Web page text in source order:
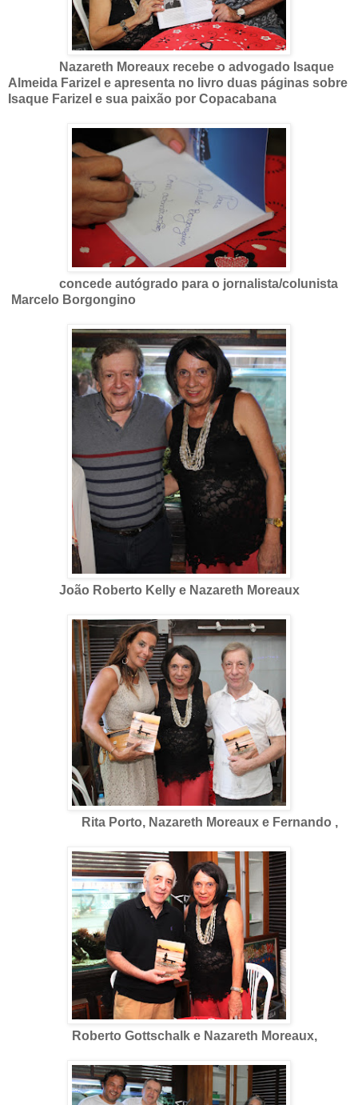
Nazareth Moreaux recebe o advogado Isaque
Almeida Farizel e apresenta no livro duas páginas sobre
Isaque Farizel e sua paixão por Copacabana
concede autógrado para o jornalista/colunista
Marcelo Borgongino
João Roberto Kelly e Nazareth Moreaux
Rita Porto, Nazareth Moreaux e Fernando ,
Roberto Gottschalk e Nazareth Moreaux,